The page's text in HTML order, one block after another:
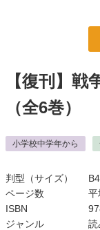
【復刊】
（全6巻）
小学校中学年から
判型（サイズ）
ページ数
平
ISBN
ジャンル
読